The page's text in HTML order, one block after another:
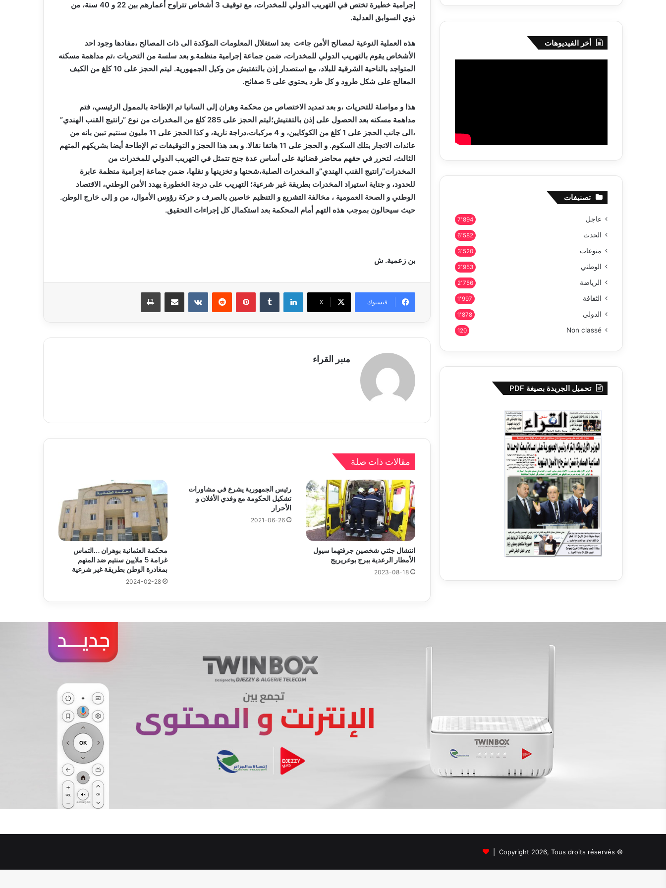
إجرامية خطيرة تختص في التهريب الدولي للمخدرات، مع توقيف 3 أشخاص تتراوح أعمارهم بين 22 و 40 سنة، من
ذوي السوابق العدلية.
هذه العملية النوعية لمصالح الأمن جاءت بعد استغلال المعلومات المؤكدة الى ذات المصالح ،مفادها وجود احد
الأشخاص يقوم بالتهريب الدولي للمخدرات، ضمن جماعة إجرامية منظمة.و بعد سلسة من التحريات ،تم مداهمة مسكنه
المتواجد بالناحية الشرقية للبلاد، مع استصدار إذن بالتفتيش من وكيل الجمهورية. ليتم الحجز على 10 كلغ من الكيف
المعالج على شكل طرود و كل طرد يحتوي على 5 صفائح.
هذا و مواصلة للتحريات ،و بعد تمديد الاختصاص من محكمة وهران إلى السانيا تم الإطاحة بالممول الرئيسي، فتم
مداهمة مسكنه بعد الحصول على إذن بالتفتيش؛ليتم الحجز على 285 كلغ من المخدرات من نوع “رانتيج القنب الهندي”
،الى جانب الحجز على 1 كلغ من الكوكايين، و 4 مركبات،دراجة نارية، و كذا الحجز على 11 مليون سنتيم تبين بانه من
عائدات الاتجار بتلك السكوم. و الحجز على 11 هاتفا نقالا. و بعد هذا الحجز و التوقيفات تم الإطاحة أيضا بشريكهم المتهم
الثالث، لتحرر في حقهم محاضر قضائية على أساس عدة جنح تتمثل في التهريب الدولي للمخدرات من
المخدرات”رانتيج القنب الهندي”و المخدرات الصلبة،شحنها و تخزينها و نقلها، ضمن جماعة إجرامية منظمة عابرة
للحدود، و جناية استيراد المخدرات بطريقة غير شرعية؛ التهريب على درجة الخطورة يهدد الأمن الوطني، الاقتصاد
الوطني و الصحة العمومية ، مخالفة التشريع و التنظيم خاصين بالصرف و حركة رؤوس الأموال، من و إلى خارج الوطن.
حيث سيحالون بموجب هذه التهم أمام المحكمة بعد استكمال كل إجراءات التحقيق.
بن زعمية. ش
فيسبوك X
لينكدإن بينتيريست مشاركة عبر البريد
منبر القراء
مقالات ذات صلة
انتشال جثتي شخصين جرفتهما سيول
الأمطار الرعدية ببرج بوعريريج
2023-08-18
رئيس الجمهورية يشرع في مشاورات
تشكيل الحكومة مع وفدي الأفلان و
الأحرار
2021-06-26
محكمة العثمانية بوهران …التماس
غرامة 5 ملايين سنتيم ضد المتهم
بمغادرة الوطن بطريقة غير شرعية
2024-02-28
أخر الفيديوهات
تصنيفات
عاجل 7٬894
الحدث 6٬582
منوعات 3٬520
الوطني 2٬953
الرياضة 2٬756
الثقافة 1٬997
الدولي 1٬878
Non classé
120
تحميل الجريدة بصيغة PDF
© Copyright 2026, Tous droits réservés |